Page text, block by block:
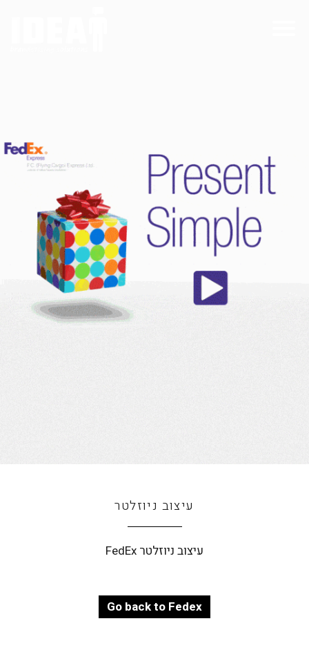
עיצוב ניוזלטר
עיצוב ניוזלטר FedEx
Go back to Fedex